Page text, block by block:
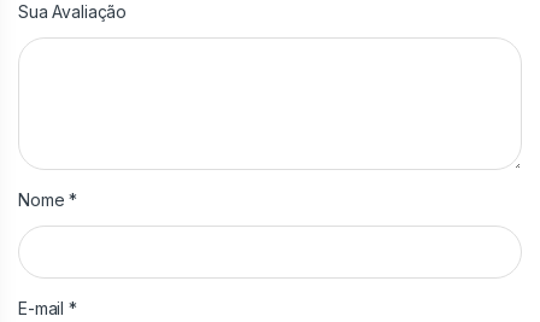
Sua Avaliação
Nome*
E-mail*